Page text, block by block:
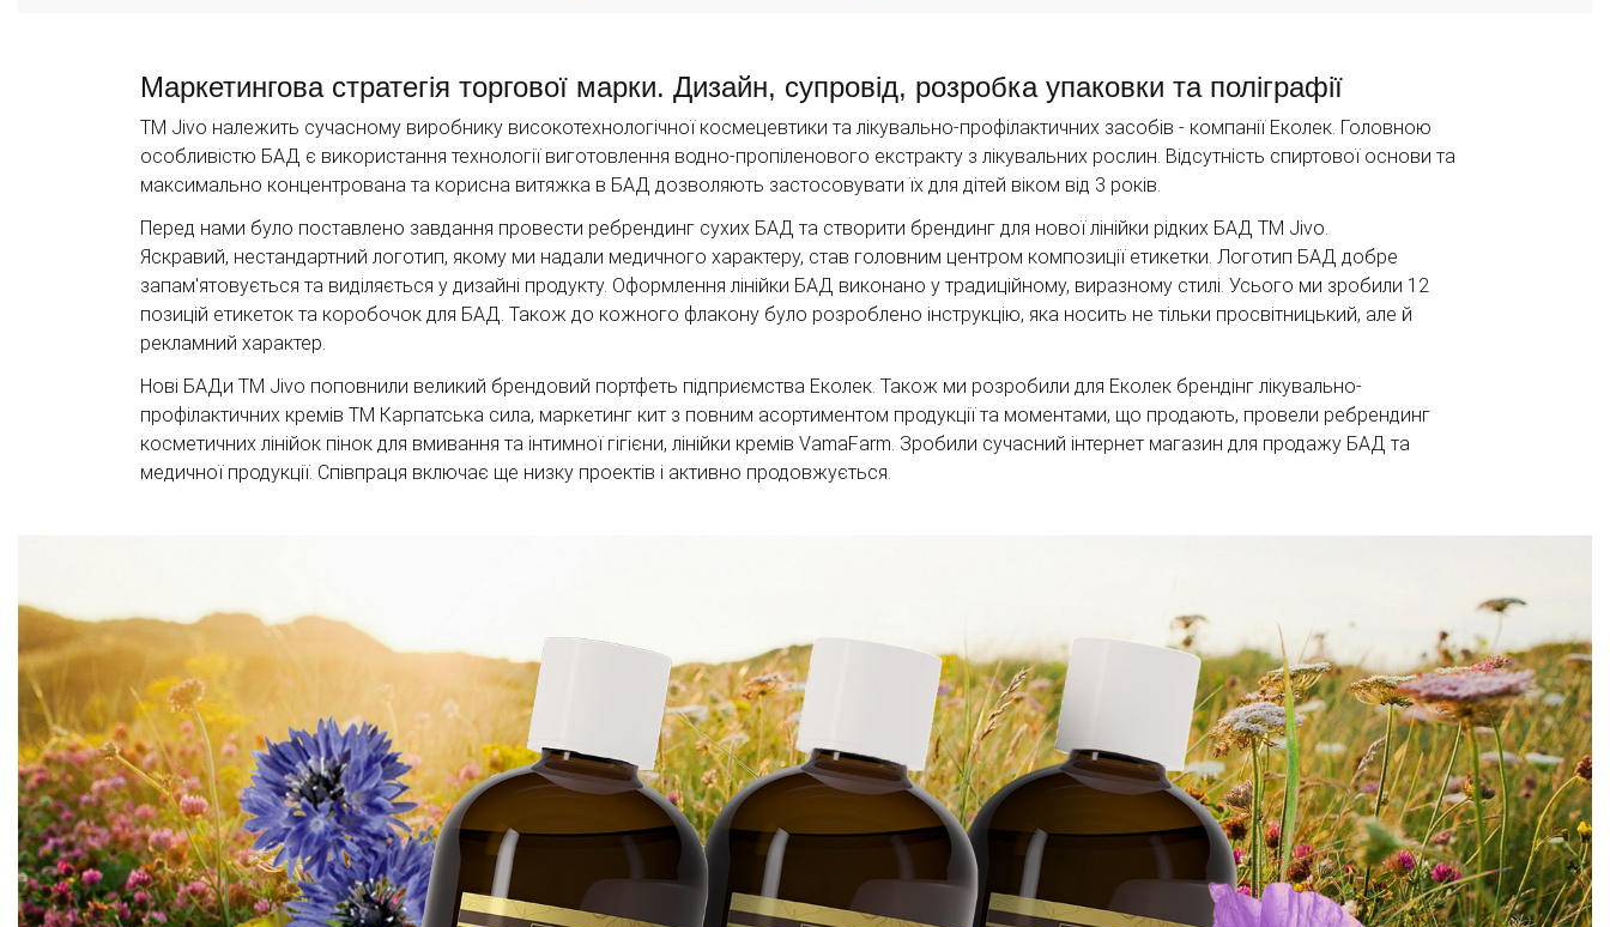
Маркетингова стратегія торгової марки. Дизайн, супровід, розробка упаковки та поліграфії
ТМ Jivo належить сучасному виробнику високотехнологічної космецевтики та лікувально-профілактичних засобів - компанії Еколек. Головною
особливістю БАД є використання технології виготовлення водно-пропіленового екстракту з лікувальних рослин. Відсутність спиртової основи та
максимально концентрована та корисна витяжка в БАД дозволяють застосовувати їх для дітей віком від 3 років.
Перед нами було поставлено завдання провести ребрендинг сухих БАД та створити брендинг для нової лінійки рідких БАД ТМ Jivo.
Яскравий, нестандартний логотип, якому ми надали медичного характеру, став головним центром композиції етикетки. Логотип БАД добре
запам'ятовується та виділяється у дизайні продукту. Оформлення лінійки БАД виконано у традиційному, виразному стилі. Усього ми зробили 12
позицій етикеток та коробочок для БАД. Також до кожного флакону було розроблено інструкцію, яка носить не тільки просвітницький, але й
рекламний характер.
Нові БАДи ТМ Jivo поповнили великий брендовий портфеть підприємства Еколек. Також ми розробили для Еколек брендінг лікувально-
профілактичних кремів ТМ Карпатська сила, маркетинг кит з повним асортиментом продукції та моментами, що продають, провели ребрендинг
косметичних лінійок пінок для вмивання та інтимної гігієни, лінійки кремів VamaFarm. Зробили сучасний інтернет магазин для продажу БАД та
медичної продукції. Співпраця включає ще низку проектів і активно продовжується.